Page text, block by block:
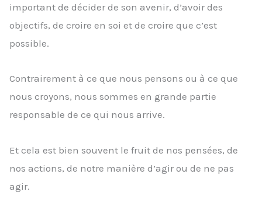
important de décider de son avenir, d’avoir des
objectifs, de croire en soi et de croire que c’est
possible.
Contrairement à ce que nous pensons ou à ce que
nous croyons, nous sommes en grande partie
responsable de ce qui nous arrive.
Et cela est bien souvent le fruit de nos pensées, de
nos actions, de notre manière d’agir ou de ne pas
agir.